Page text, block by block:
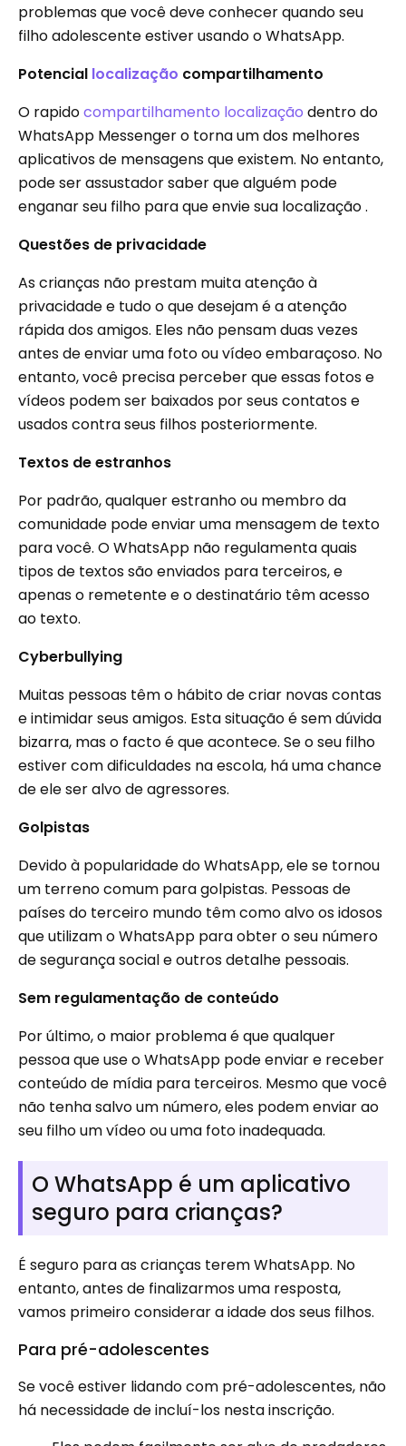
problemas que você deve conhecer quando seu
filho adolescente estiver usando o WhatsApp.
Potencial localização compartilhamento
O rapidocompartilhamento localização dentro do
WhatsApp Messenger o torna um dos melhores
aplicativos de mensagens que existem. No entanto,
pode ser assustador saber que alguém pode
enganar seu filho para que envie sua localização .
Questões de privacidade
As crianças não prestam muita atenção à
privacidade e tudo o que desejam é a atenção
rápida dos amigos. Eles não pensam duas vezes
antes de enviar uma foto ou vídeo embaraçoso. No
entanto, você precisa perceber que essas fotos e
vídeos podem ser baixados por seus contatos e
usados ​​contra seus filhos posteriormente.
Textos de estranhos
Por padrão, qualquer estranho ou membro da
comunidade pode enviar uma mensagem de texto
para você. O WhatsApp não regulamenta quais
tipos de textos são enviados para terceiros, e
apenas o remetente e o destinatário têm acesso
ao texto.
Cyberbullying
Muitas pessoas têm o hábito de criar novas contas
e intimidar seus amigos. Esta situação é sem dúvida
bizarra, mas o facto é que acontece. Se o seu filho
estiver com dificuldades na escola, há uma chance
de ele ser alvo de agressores.
Golpistas
Devido à popularidade do WhatsApp, ele se tornou
um terreno comum para golpistas. Pessoas de
países do terceiro mundo têm como alvo os idosos
que utilizam o WhatsApp para obter o seu número
de segurança social e outros detalhe pessoais.
Sem regulamentação de conteúdo
Por último, o maior problema é que qualquer
pessoa que use o WhatsApp pode enviar e receber
conteúdo de mídia para terceiros. Mesmo que você
não tenha salvo um número, eles podem enviar ao
seu filho um vídeo ou uma foto inadequada.
O WhatsApp é um aplicativo
seguro para crianças?
É seguro para as crianças terem WhatsApp. No
entanto, antes de finalizarmos uma resposta,
vamos primeiro considerar a idade dos seus filhos.
Para pré-adolescentes
Se você estiver lidando com pré-adolescentes, não
há necessidade de incluí-los nesta inscrição.